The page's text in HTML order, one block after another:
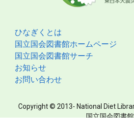
ひなぎくとは
国立国会図書館ホームページ
国立国会図書館サーチ
お知らせ
お問い合わせ
Copyright © 2013- National Diet